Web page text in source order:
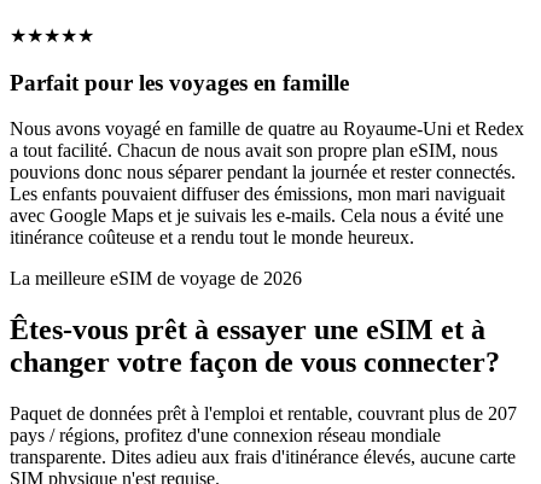
★★★★★
Parfait pour les voyages en famille
Nous avons voyagé en famille de quatre au Royaume-Uni et Redex
a tout facilité. Chacun de nous avait son propre plan eSIM, nous
pouvions donc nous séparer pendant la journée et rester connectés.
Les enfants pouvaient diffuser des émissions, mon mari naviguait
avec Google Maps et je suivais les e-mails. Cela nous a évité une
itinérance coûteuse et a rendu tout le monde heureux.
La meilleure eSIM de voyage de 2026
Êtes-vous prêt à essayer une eSIM et à
changer votre façon de vous connecter?
Paquet de données prêt à l'emploi et rentable, couvrant plus de 207
pays / régions, profitez d'une connexion réseau mondiale
transparente. Dites adieu aux frais d'itinérance élevés, aucune carte
SIM physique n'est requise.